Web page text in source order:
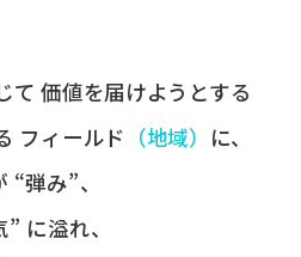
て 価値を​届けようとする​
フィールド ​（地域） に、
“弾み”、
に​溢れ、